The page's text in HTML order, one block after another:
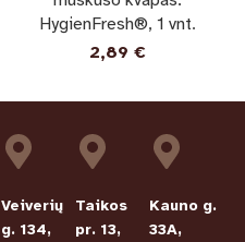
HygienFresh®, 1 vnt.
2,89 €
Veiverių
g. 134,
Taikos
pr. 13,
Kauno g.
33A,